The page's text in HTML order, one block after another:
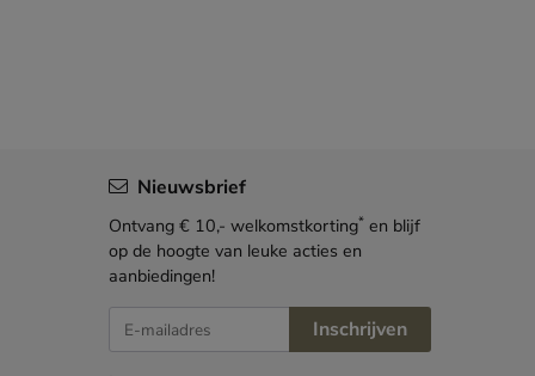
Nieuwsbrief
Ontvang € 10,- welkomstkorting* en blijf
op de hoogte van leuke acties en
aanbiedingen!
E-mailadres Inschrijven